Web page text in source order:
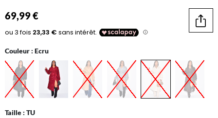
69,99 €
Couleur : Ecru
Taille : TU